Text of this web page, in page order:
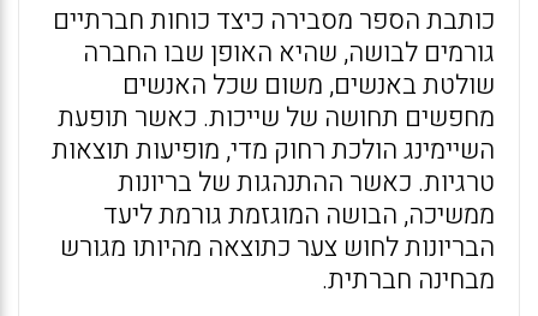
כותבת הספר מסבירה כיצד כוחות חברתיים
גורמים לבושה, שהיא האופן שבו החברה
שולטת באנשים, משום שכל האנשים
מחפשים תחושה של שייכות. כאשר תופעת
השיימינג הולכת רחוק מדי, מופיעות תוצאות
טרגיות. כאשר ההתנהגות של בריונות
ממשיכה, הבושה המוגזמת גורמת ליעד
הבריונות לחוש צער כתוצאה מהיותו מגורש
מבחינה חברתית.